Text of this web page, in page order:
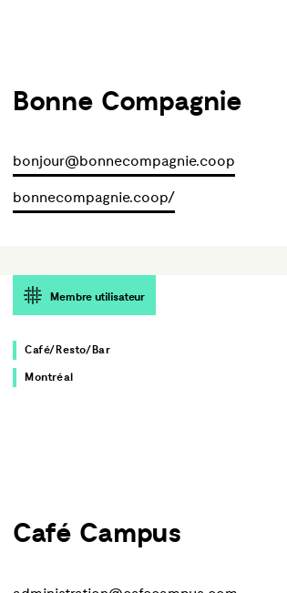
Bonne Compagnie
bonjour@bonnecompagnie.coop
bonnecompagnie.coop/
Membre utilisateur
Café/Resto/Bar
Montréal
Café Campus